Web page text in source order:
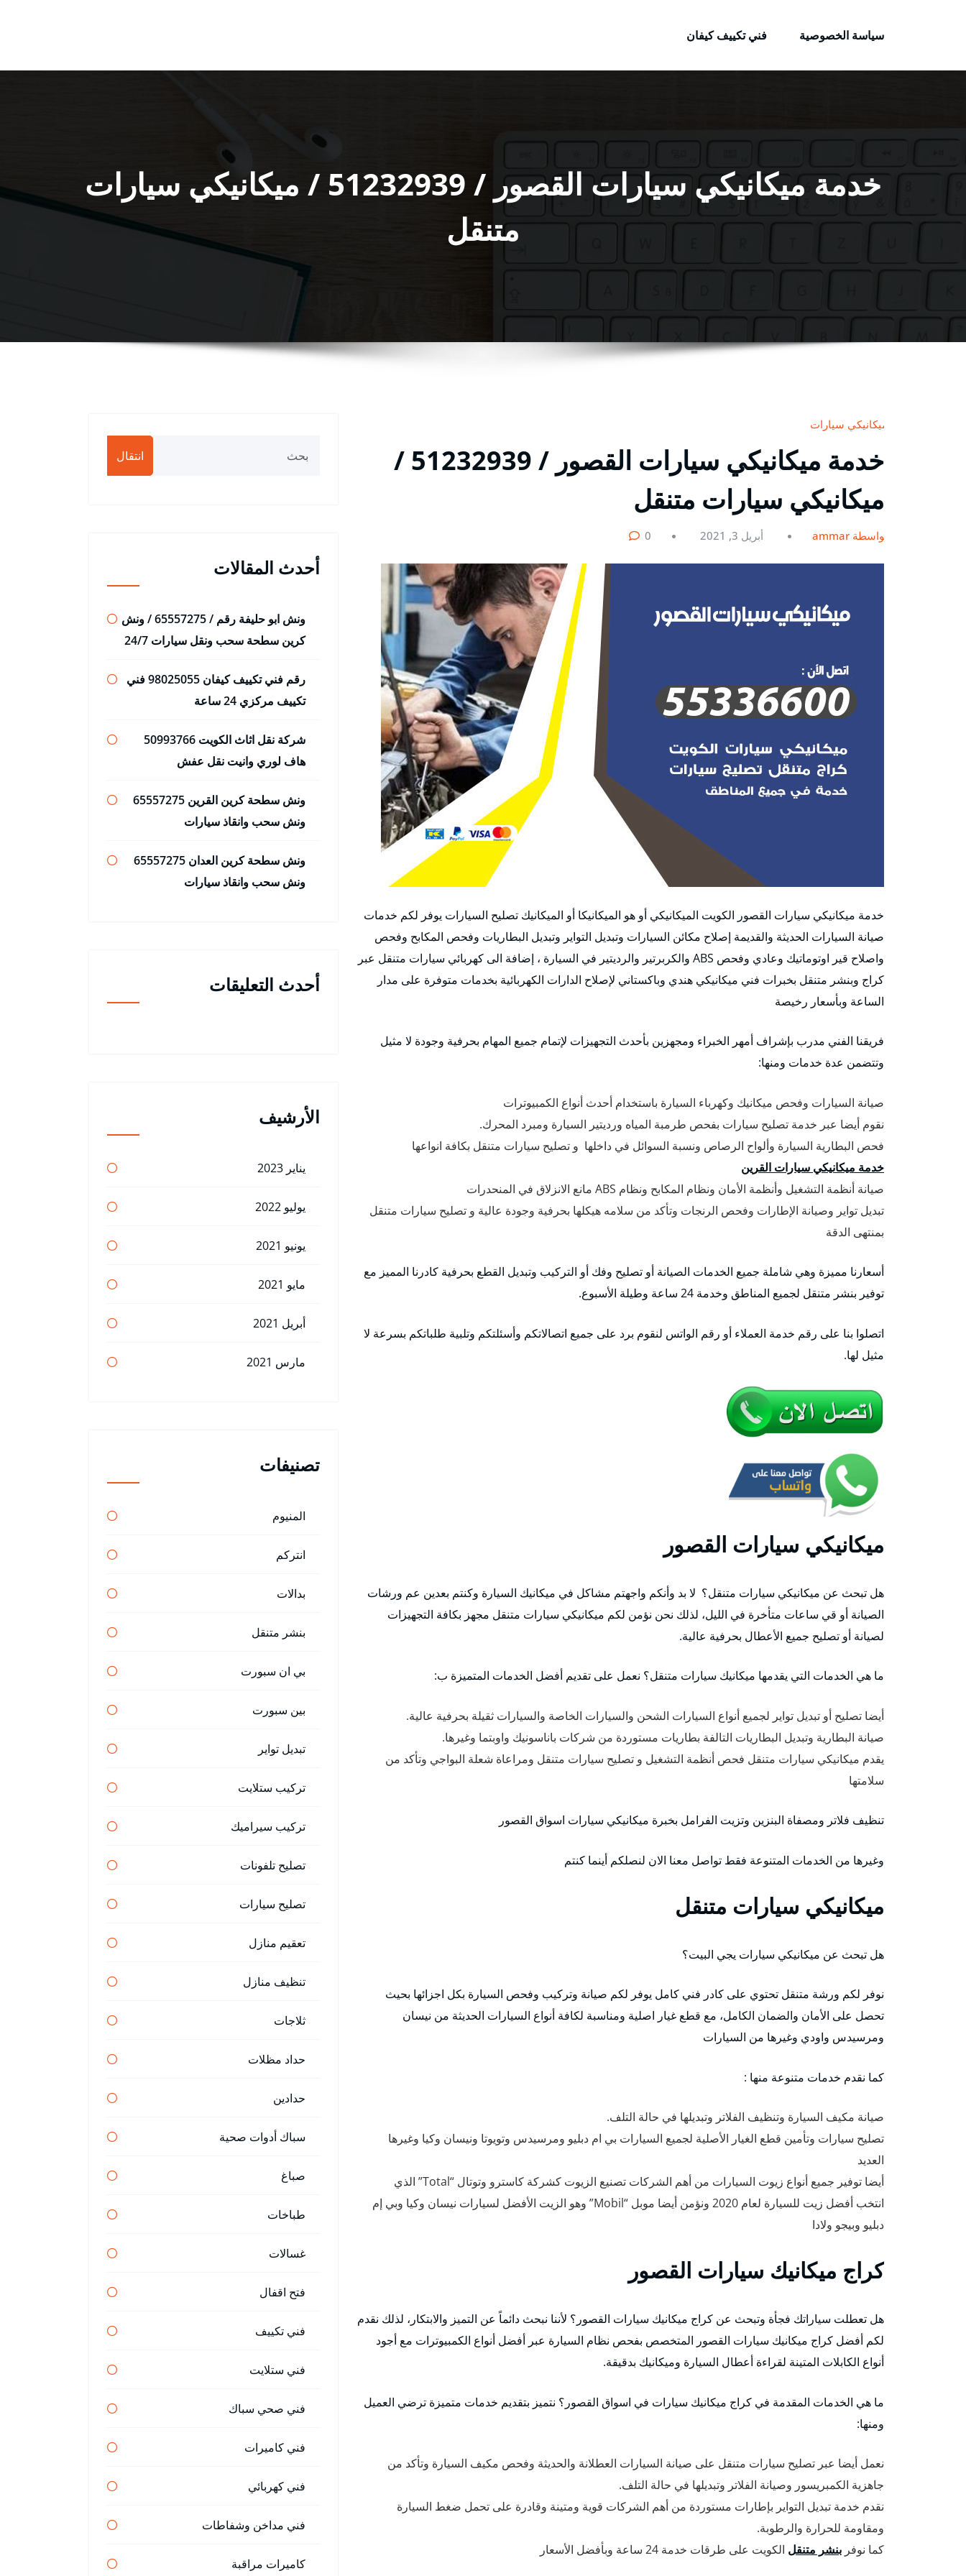
سياسة الخصوصية
فني تكييف كيفان
خدمة ميكانيكي سيارات القصور / 51232939‬ / ميكانيكي سيارات
متنقل
ميكانيكي سيارات
خدمة ميكانيكي سيارات القصور / 51232939‬ /
ميكانيكي سيارات متنقل
بواسطة ammar أبريل 3, 2021 0
خدمة ميكانيكي سيارات القصور الكويت الميكانيكي أو هو الميكانيكا أو الميكانيك تصليح السيارات يوفر لكم خدمات
صيانة السيارات الحديثة والقديمة إصلاح مكائن السيارات وتبديل التواير وتبديل البطاريات وفحص المكابح وفحص
واصلاح قير اوتوماتيك وعادي وفحص ABS والكربرتير والرديتير في السيارة ، إضافة الى كهربائي سيارات متنقل عبر
كراج وبنشر متنقل بخبرات فني ميكانيكي هندي وباكستاني لإصلاح الدارات الكهربائية بخدمات متوفرة على مدار
الساعة وبأسعار رخيصة
فريقنا الفني مدرب بإشراف أمهر الخبراء ومجهزين بأحدث التجهيزات لإتمام جميع المهام بحرفية وجودة لا مثيل
وتتضمن عدة خدمات ومنها:
صيانة السيارات وفحص ميكانيك وكهرباء السيارة باستخدام أحدث أنواع الكمبيوترات
نقوم أيضا عبر خدمة تصليح سيارات بفحص طرمبة المياه ورديتير السيارة ومبرد المحرك.
فحص البطارية السيارة وألواح الرصاص ونسبة السوائل في داخلها و تصليح سيارات متنقل بكافة انواعها
خدمة ميكانيكي سيارات القرين
صيانة أنظمة التشغيل وأنظمة الأمان ونظام المكابح ونظام ABS مانع الانزلاق في المنحدرات
تبديل تواير وصيانة الإطارات وفحص الرنجات وتأكد من سلامه هيكلها بحرفية وجودة عالية و تصليح سيارات متنقل
بمنتهى الدقة
أسعارنا مميزة وهي شاملة جميع الخدمات الصيانة أو تصليح وفك أو التركيب وتبديل القطع بحرفية كادرنا المميز مع
توفير بنشر متنقل لجميع المناطق وخدمة 24 ساعة وطيلة الأسبوع.
اتصلوا بنا على رقم خدمة العملاء أو رقم الواتس لنقوم برد على جميع اتصالاتكم وأسئلتكم وتلبية طلباتكم بسرعة لا
مثيل لها.
ميكانيكي سيارات القصور
هل تبحث عن ميكانيكي سيارات متنقل؟ لا بد وأنكم واجهتم مشاكل في ميكانيك السيارة وكنتم بعدين عم ورشات
الصيانة أو قي ساعات متأخرة في الليل، لذلك نحن نؤمن لكم ميكانيكي سيارات متنقل مجهز بكافة التجهيزات
لصيانة أو تصليح جميع الأعطال بحرفية عالية.
ما هي الخدمات التي يقدمها ميكانيك سيارات متنقل؟ نعمل على تقديم أفضل الخدمات المتميزة ب:
أيضا تصليح أو تبديل تواير لجميع أنواع السيارات الشحن والسيارات الخاصة والسيارات ثقيلة بحرفية عالية.
صيانة البطارية وتبديل البطاريات التالفة بطاريات مستوردة من شركات باناسونيك واوبتما وغيرها.
يقدم ميكانيكي سيارات متنقل فحص أنظمة التشغيل و تصليح سيارات متنقل ومراعاة شعلة البواجي وتأكد من
سلامتها
تنظيف فلاتر ومصفاة البنزين وتزيت الفرامل بخبرة ميكانيكي سيارات اسواق القصور
وغيرها من الخدمات المتنوعة فقط تواصل معنا الان لنصلكم أينما كنتم
ميكانيكي سيارات متنقل
هل تبحث عن ميكانيكي سيارات يجي البيت؟
نوفر لكم ورشة متنقل تحتوي على كادر فني كامل يوفر لكم صيانة وتركيب وفحص السيارة بكل اجزائها بحيث
تحصل على الأمان والضمان الكامل، مع قطع غيار اصلية ومناسبة لكافة أنواع السيارات الحديثة من نيسان
ومرسيدس واودي وغيرها من السيارات
كما نقدم خدمات متنوعة منها :
صيانة مكيف السيارة وتنظيف الفلاتر وتبديلها في حالة التلف.
تصليح سيارات وتأمين قطع الغيار الأصلية لجميع السيارات بي ام دبليو ومرسيدس وتويوتا ونيسان وكيا وغيرها
العديد
أيضا توفير جميع أنواع زيوت السيارات من أهم الشركات تصنيع الزيوت كشركة كاسترو وتوتال “Total” الذي
انتخب أفضل زيت للسيارة لعام 2020 ونؤمن أيضا موبل “Mobil” وهو الزيت الأفضل لسيارات نيسان وكيا وبي إم
دبليو وبيجو ولادا
كراج ميكانيك سيارات القصور
هل تعطلت سياراتك فجأة وتبحث عن كراج ميكانيك سيارات القصور؟ لأننا نبحث دائماً عن التميز والابتكار، لذلك نقدم
لكم أفضل كراج ميكانيك سيارات القصور المتخصص بفحص نظام السيارة عبر أفضل أنواع الكمبيوترات مع أجود
أنواع الكابلات المتينة لقراءة أعطال السيارة وميكانيك بدقيقة.
ما هي الخدمات المقدمة في كراج ميكانيك سيارات في اسواق القصور؟ نتميز بتقديم خدمات متميزة ترضي العميل
ومنها:
نعمل أيضا عبر تصليح سيارات متنقل على صيانة السيارات العطلانة والحديثة وفحص مكيف السيارة وتأكد من
جاهزية الكمبريسور وصيانة الفلاتر وتبديلها في حالة التلف.
نقدم خدمة تبديل التواير بإطارات مستوردة من أهم الشركات قوية ومتينة وقادرة على تحمل ضغط السيارة
ومقاومة للحرارة والرطوبة.
كما نوفر بنشر متنقل الكويت على طرقات خدمة 24 ساعة وبأفضل الأسعار
انتقال
أحدث المقالات
ونش ابو حليفة رقم / 65557275 / ونش
كرين سطحة سحب ونقل سيارات 24/7
رقم فني تكييف كيفان 98025055 فني
تكييف مركزي 24 ساعة
شركة نقل اثاث الكويت 50993766
هاف لوري وانيت نقل عفش
ونش سطحة كرين القرين 65557275
ونش سحب وانقاذ سيارات
ونش سطحة كرين العدان 65557275
ونش سحب وانقاذ سيارات
أحدث التعليقات
الأرشيف
يناير 2023
يوليو 2022
يونيو 2021
مايو 2021
أبريل 2021
مارس 2021
تصنيفات
المنيوم
انتركم
بدالات
بنشر متنقل
بي ان سبورت
بين سبورت
تبديل تواير
تركيب ستلايت
تركيب سيراميك
تصليح تلفونات
تصليح سيارات
تعقيم منازل
تنظيف منازل
ثلاجات
حداد مظلات
حدادين
سباك أدوات صحية
صباغ
طباخات
غسالات
فتح اقفال
فني تكييف
فني ستلايت
فني صحي سباك
فني كاميرات
فني كهربائي
فني مداخن وشفاطات
كاميرات مراقبة